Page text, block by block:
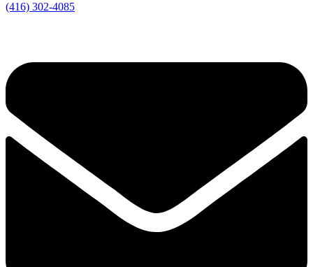
(416) 302-4085